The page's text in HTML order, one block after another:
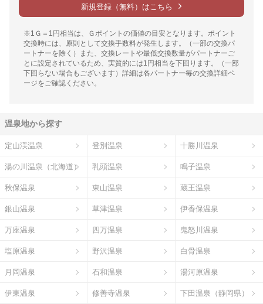
新規登録（無料）はこちら
※1Ｇ＝1円相当は、Ｇポイントの価値の目安となります。ポイント
交換時には、原則として交換手数料が発生します。（一部の交換パ
ートナーを除く）また、交換レートや最低交換数量がパートナーご
とに設定されているため、実質的には1円相当を下回ります。（一部
下回らない場合もございます）詳細は各パートナー毎の交換詳細ペ
ージをご確認ください。
温泉地から探す
定山渓温泉 登別温泉 十勝川温泉
湯の川温泉（北海道） 乳頭温泉 鳴子温泉
秋保温泉 東山温泉 蔵王温泉
銀山温泉 草津温泉 伊香保温泉
万座温泉 四万温泉 鬼怒川温泉
塩原温泉 野沢温泉 白骨温泉
月岡温泉 石和温泉 湯河原温泉
伊東温泉 修善寺温泉 下田温泉（静岡県）